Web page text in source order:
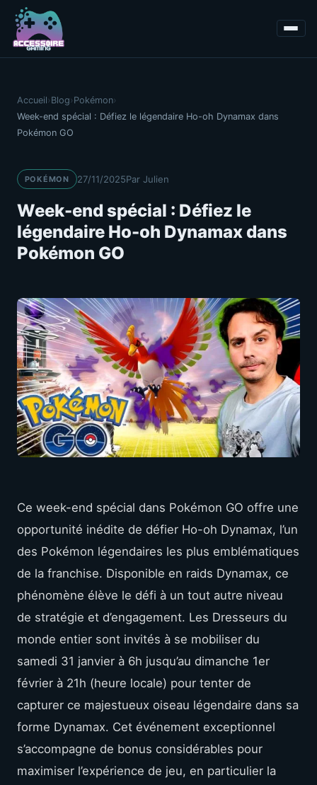
Accueil› Blog› Pokémon›
Week-end spécial : Défiez le légendaire Ho-oh Dynamax dans
Pokémon GO
POKÉMON 27/11/2025Par Julien
Week-end spécial : Défiez le
légendaire Ho-oh Dynamax dans
Pokémon GO
Ce week-end spécial dans Pokémon GO offre une
opportunité inédite de défier Ho-oh Dynamax, l’un
des Pokémon légendaires les plus emblématiques
de la franchise. Disponible en raids Dynamax, ce
phénomène élève le défi à un tout autre niveau
de stratégie et d’engagement. Les Dresseurs du
monde entier sont invités à se mobiliser du
samedi 31 janvier à 6h jusqu’au dimanche 1er
février à 21h (heure locale) pour tenter de
capturer ce majestueux oiseau légendaire dans sa
forme Dynamax. Cet événement exceptionnel
s’accompagne de bonus considérables pour
maximiser l’expérience de jeu, en particulier la